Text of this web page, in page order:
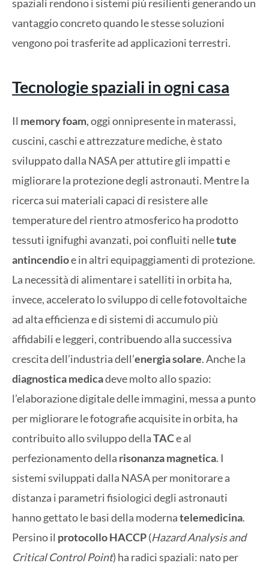
spaziali rendono i sistemi più resilienti generando un
vantaggio concreto quando le stesse soluzioni
vengono poi trasferite ad applicazioni terrestri.
Tecnologie spaziali in ogni casa
Il memory foam, oggi onnipresente in materassi,
cuscini, caschi e attrezzature mediche, è stato
sviluppato dalla NASA per attutire gli impatti e
migliorare la protezione degli astronauti. Mentre la
ricerca sui materiali capaci di resistere alle
temperature del rientro atmosferico ha prodotto
tessuti ignifughi avanzati, poi confluiti nelletute
antincendioe in altri equipaggiamenti di protezione.
La necessità di alimentare i satelliti in orbita ha,
invece, accelerato lo sviluppo di celle fotovoltaiche
ad alta efficienza e di sistemi di accumulo più
affidabili e leggeri, contribuendo alla successiva
crescita dell’industria dell’energia solare. Anche la
diagnostica medicadeve molto allo spazio:
l’elaborazione digitale delle immagini, messa a punto
per migliorare le fotografie acquisite in orbita, ha
contribuito allo sviluppo dellaTACe al
perfezionamento della risonanza magnetica. I
sistemi sviluppati dalla NASA per monitorare a
distanza i parametri fisiologici degli astronauti
hanno gettato le basi della modernatelemedicina.
Persino il protocollo HACCP(Hazard Analysis and
Critical Control Point) ha radici spaziali: nato per